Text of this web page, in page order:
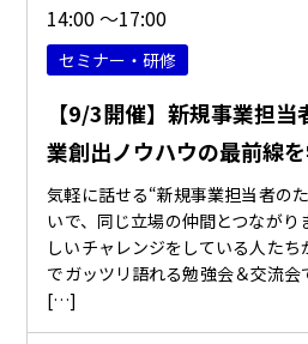
14:00 ～17:00
セミナー・研修
【9/3開催】新規事業担
業創出ノウハウの最前線
気軽に話せる“新規事業担当者の
いで、同じ立場の仲間とつなが
しいチャレンジをしている人た
でガッツリ語れる勉強会＆交流
[…]